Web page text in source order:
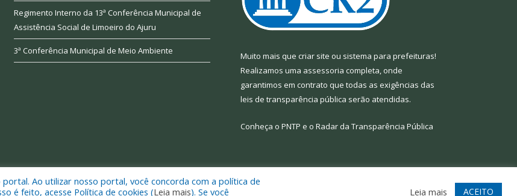
Regimento Interno da 13ª Conferência Municipal de
Assistência Social de Limoeiro do Ajuru
3ª Conferência Municipal de Meio Ambiente Muito mais que criar site ou sistema para prefeituras!
Realizamos uma assessoria completa, onde
garantimos em contrato que todas as exigências das
leis de transparência pública serão atendidas.
Conheça o PNTP e o Radar da Transparência Pública
do Ajuru. Mapa do Site Acessar Webmail
Ao utilizar nosso portal, você concorda com a política de
é feito, acesse Política de cookies (Leia mais). Se você Leia mais ACEITO